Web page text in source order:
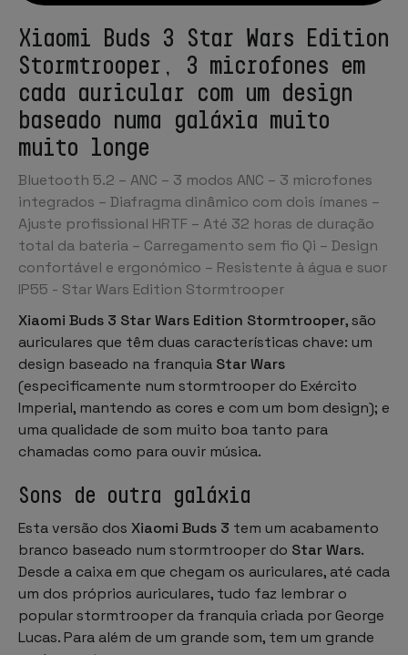
Xiaomi Buds 3 Star Wars Edition
Stormtrooper, 3 microfones em
cada auricular com um design
baseado numa galáxia muito
muito longe
Bluetooth 5.2 – ANC – 3 modos ANC – 3 microfones
integrados – Diafragma dinâmico com dois ímanes –
Ajuste profissional HRTF – Até 32 horas de duração
total da bateria – Carregamento sem fio Qi – Design
confortável e ergonómico – Resistente à água e suor
IP55 - Star Wars Edition Stormtrooper
Xiaomi Buds 3 Star Wars Edition Stormtrooper, são
auriculares que têm duas características chave: um
design baseado na franquia Star Wars
(especificamente num stormtrooper do Exército
Imperial, mantendo as cores e com um bom design); e
uma qualidade de som muito boa tanto para
chamadas como para ouvir música.
Sons de outra galáxia
Esta versão dos Xiaomi Buds 3 tem um acabamento
branco baseado num stormtrooper do Star Wars.
Desde a caixa em que chegam os auriculares, até cada
um dos próprios auriculares, tudo faz lembrar o
popular stormtrooper da franquia criada por George
Lucas. Para além de um grande som, tem um grande